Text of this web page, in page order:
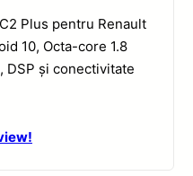
Plus pentru Renault
10, Octa-core 1.8
DSP și conectivitate